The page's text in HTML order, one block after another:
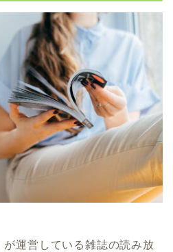
運営している雑誌の読み放